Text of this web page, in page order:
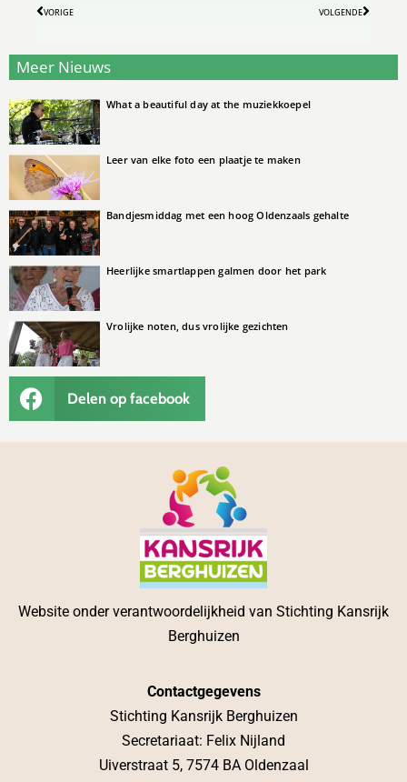
VORIGE VOLGENDE
Meer Nieuws
What a beautiful day at the muziekkoepel
Leer van elke foto een plaatje te maken
Bandjesmiddag met een hoog Oldenzaals gehalte
Heerlijke smartlappen galmen door het park
Vrolijke noten, dus vrolijke gezichten
Delen op facebook
Website onder verantwoordelijkheid van Stichting Kansrijk
Berghuizen
Contactgegevens
Stichting Kansrijk Berghuizen
Secretariaat: Felix Nijland
Uiverstraat 5, 7574 BA Oldenzaal